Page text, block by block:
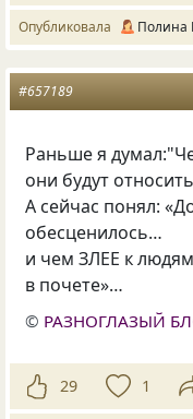
Опубликовала Полина
#657189
Раньше я
они будут
А сейчас понял:
обесценилось…
и чем ЗЛЕЕ к
в почете»…
© РАЗНОГЛАЗЫЙ
29 1